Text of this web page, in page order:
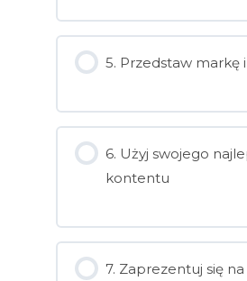
5. Przedstaw markę i
6. Użyj swojego
kontentu
7. Zaprezentuj się